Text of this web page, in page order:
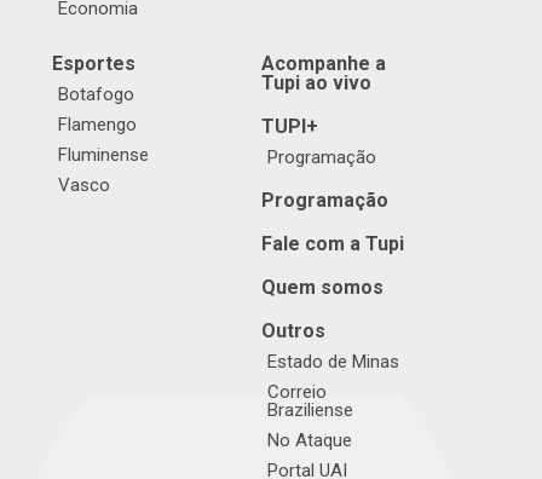
Economia
Esportes
Botafogo
Flamengo
Fluminense
Vasco
Acompanhe a
Tupi ao vivo
TUPI+
Programação
Programação
Fale com a Tupi
Quem somos
Outros
Estado de Minas
Correio
Braziliense
No Ataque
Portal UAI